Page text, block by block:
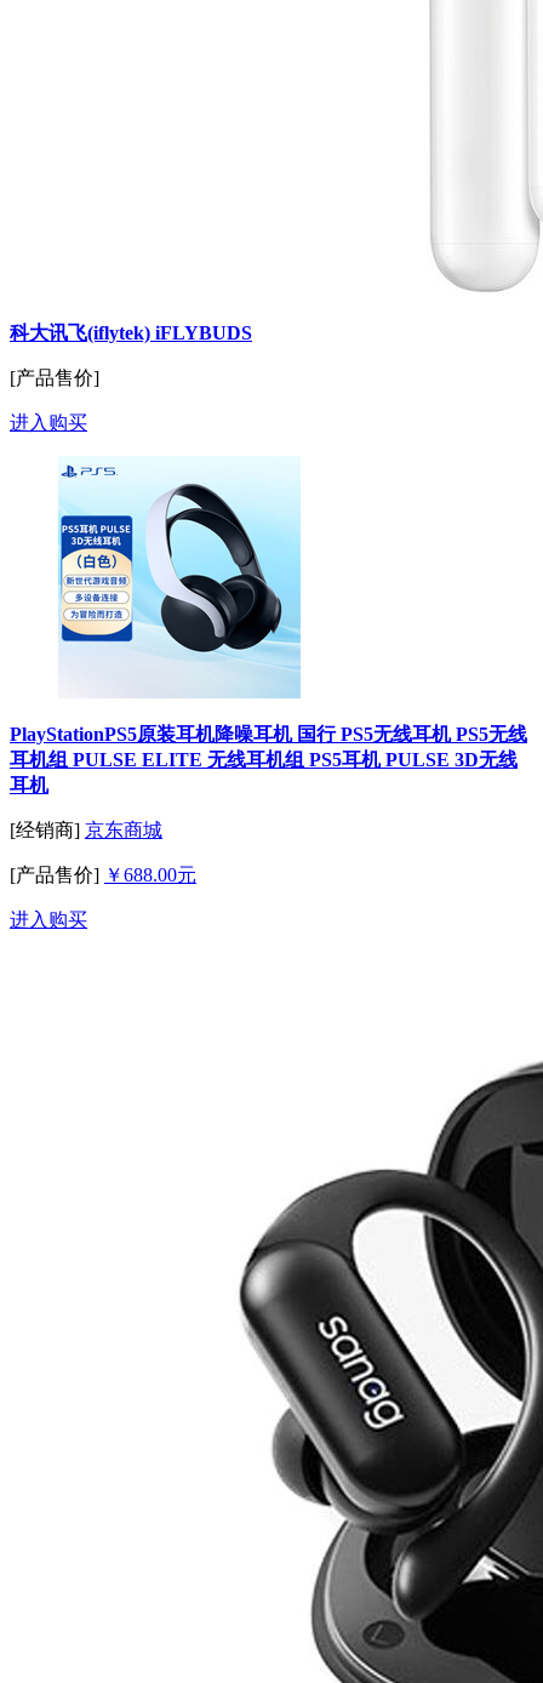
科大讯飞(iflytek) iFLYBUDS
[产品售价]
进入购买
PlayStationPS5原装耳机降噪耳机 国行 PS5无线耳机 PS5无线
耳机组 PULSE ELITE 无线耳机组 PS5耳机 PULSE 3D无线
耳机
[经销商] 京东商城
[产品售价] ￥688.00元
进入购买